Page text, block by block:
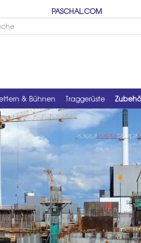
PASCHAL.COM
& Bühnen Traggerüste